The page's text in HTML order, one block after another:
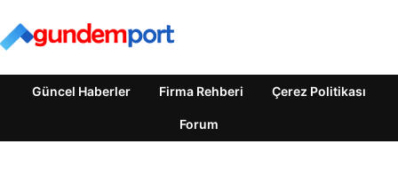
Güncel Haberler Firma Rehberi Çerez Politikası
Forum